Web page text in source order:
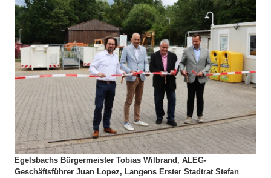
Egelsbachs Bürgermeister Tobias Wilbrand, ALEG-
Geschäftsführer Juan Lopez, Langens Erster Stadtrat Stefan